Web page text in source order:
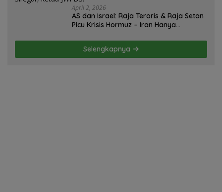
April 2, 2026
AS dan Israel: Raja Teroris & Raja Setan
Picu Krisis Hormuz – Iran Hanya
ketua JWI DS.
Selengkapnya